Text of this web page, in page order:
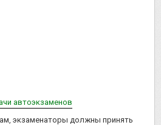
автоэкзаменов
экзаменаторы должны принять